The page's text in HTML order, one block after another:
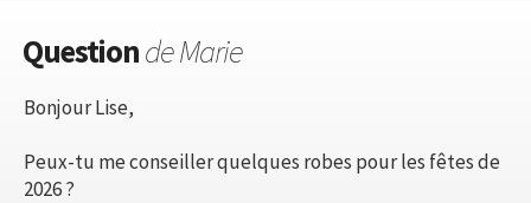
Questionde Marie
Bonjour Lise,
Peux-tu me conseiller quelques robes pour les fêtes de
2026 ?